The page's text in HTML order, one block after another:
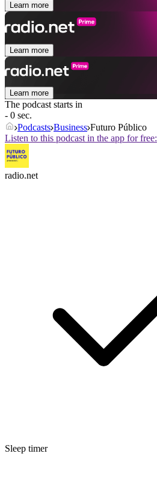
Learn more
Learn more
Learn more
The podcast starts in
- 0 sec.
Podcasts Business Futuro Público
Listen to this podcast in the app for free:
radio.net
Sleep timer